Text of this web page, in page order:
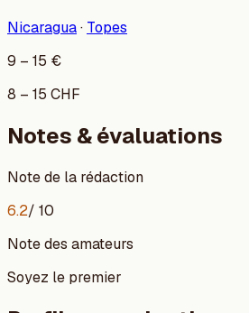
Nicaragua· Topes
9 – 15 €
8 – 15 CHF
Notes & évaluations
Note de la rédaction
6.2/ 10
Note des amateurs
Soyez le premier